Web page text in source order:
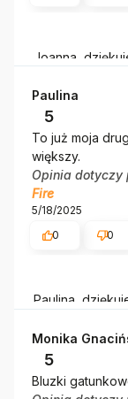
Joanna,
zapewnić
Dziękujemy raz
Paulina,
zapewnić
Dziękujemy raz
Paulina
5
To już moja
większy.
Opinia dotyczy
Fire
5/18/2025
0
0
Monika
5
Bluzki